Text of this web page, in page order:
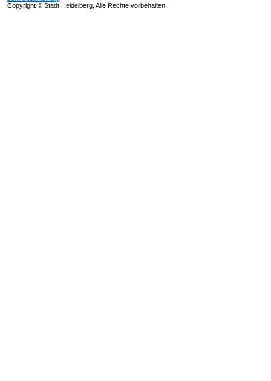
Copyright © Stadt Heidelberg, Alle Rechte vorbehalten